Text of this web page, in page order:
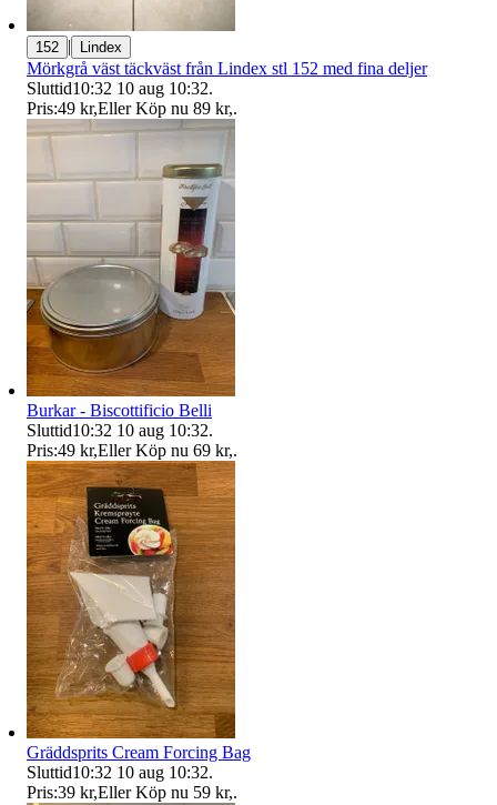
152 | Lindex
Mörkgrå väst täckväst från Lindex stl 152 med fina deljer
Sluttid10:32 10 aug 10:32.
Pris:49 kr,Eller Köp nu 89 kr,.
Burkar - Biscottificio Belli
Sluttid10:32 10 aug 10:32.
Pris:49 kr,Eller Köp nu 69 kr,.
Gräddsprits Cream Forcing Bag
Sluttid10:32 10 aug 10:32.
Pris:39 kr,Eller Köp nu 59 kr,.